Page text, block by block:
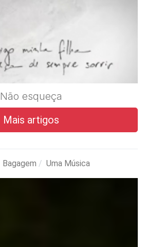
Não esqueça
Mais artigos
Bagagem Uma Música